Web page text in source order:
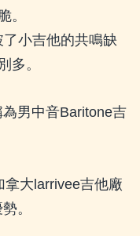
。
了小吉他的共鳴缺
多。
男中音Baritone吉
拿大larrivee吉他廠
。